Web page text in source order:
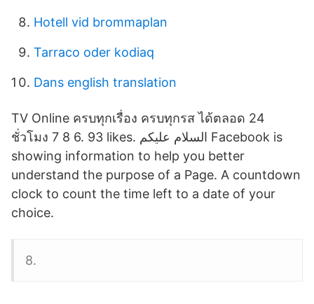
Hotell vid brommaplan
Tarraco oder kodiaq
Dans english translation
TV Online ครบทุกเรื่อง ครบทุกรส ได้ตลอด 24
ชั่วโมง 7 8 6. 93 likes. ‎السلام عليكم‎ Facebook is
showing information to help you better
understand the purpose of a Page. A countdown
clock to count the time left to a date of your
choice.
8.